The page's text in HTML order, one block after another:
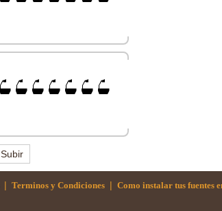
Subir
| Terminos y Condiciones | Como instalar tus fuentes